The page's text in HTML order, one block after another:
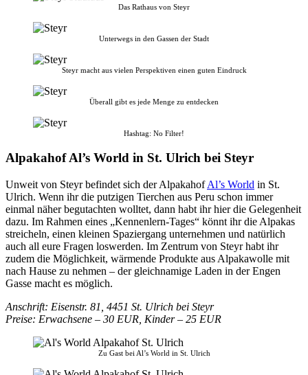
Das Rathaus von Steyr
Unterwegs in den Gassen der Stadt
Steyr macht aus vielen Perspektiven einen guten Eindruck
Überall gibt es jede Menge zu entdecken
Hashtag: No Filter!
Alpakahof Al’s World in St. Ulrich bei Steyr
Unweit von Steyr befindet sich der AlpakahofAl’s World in St.
Ulrich. Wenn ihr die putzigen Tierchen aus Peru schon immer
einmal näher begutachten wolltet, dann habt ihr hier die Gelegenheit
dazu. Im Rahmen eines „Kennenlern-Tages“ könnt ihr die Alpakas
streicheln, einen kleinen Spaziergang unternehmen und natürlich
auch all eure Fragen loswerden. Im Zentrum von Steyr habt ihr
zudem die Möglichkeit, wärmende Produkte aus Alpakawolle mit
nach Hause zu nehmen – der gleichnamige Laden in der Engen
Gasse macht es möglich.
Anschrift: Eisenstr. 81, 4451 St. Ulrich bei Steyr
Preise: Erwachsene – 30 EUR, Kinder – 25 EUR
Zu Gast bei Al’s World in St. Ulrich